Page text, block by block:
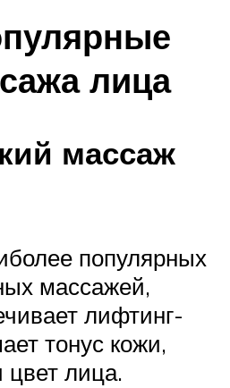
лица
массаж
популярных
массажей,
лифтинг-
тонус кожи,
лица.